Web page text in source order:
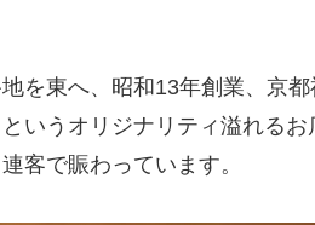
を東へ、昭和13年創業、京都
いうオリジナリティ溢れる
客で賑わっています。